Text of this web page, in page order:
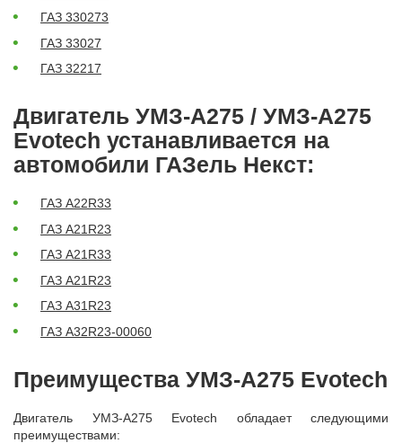
ГАЗ 330273
ГАЗ 33027
ГАЗ 32217
Двигатель УМЗ-А275 / УМЗ-А275
Evotech устанавливается на
автомобили ГАЗель Некст:
ГАЗ A22R33
ГАЗ A21R23
ГАЗ A21R33
ГАЗ A21R23
ГАЗ A31R23
ГАЗ А32R23-00060
Преимущества УМЗ-А275 Evotech
Двигатель УМЗ-А275 Evotech обладает следующими
преимуществами: